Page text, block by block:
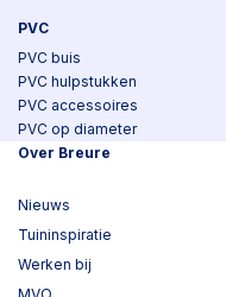
PVC
PVC buis
PVC hulpstukken
PVC accessoires
PVC op diameter
Over Breure
Nieuws
Tuininspiratie
Werken bij